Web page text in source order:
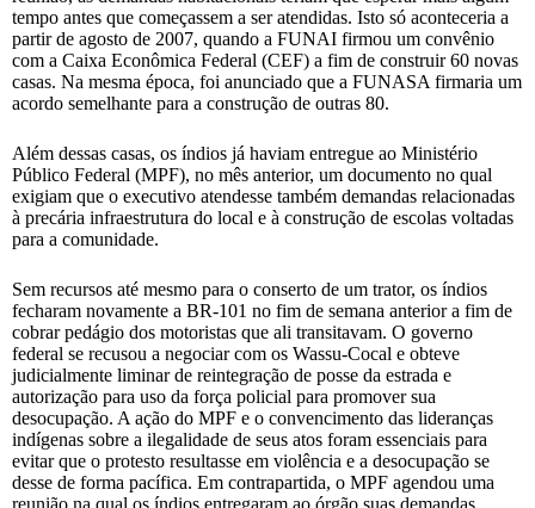
tempo antes que começassem a ser atendidas. Isto só aconteceria a
partir de agosto de 2007, quando a FUNAI firmou um convênio
com a Caixa Econômica Federal (CEF) a fim de construir 60 novas
casas. Na mesma época, foi anunciado que a FUNASA firmaria um
acordo semelhante para a construção de outras 80.
Além dessas casas, os índios já haviam entregue ao Ministério
Público Federal (MPF), no mês anterior, um documento no qual
exigiam que o executivo atendesse também demandas relacionadas
à precária infraestrutura do local e à construção de escolas voltadas
para a comunidade.
Sem recursos até mesmo para o conserto de um trator, os índios
fecharam novamente a BR-101 no fim de semana anterior a fim de
cobrar pedágio dos motoristas que ali transitavam. O governo
federal se recusou a negociar com os Wassu-Cocal e obteve
judicialmente liminar de reintegração de posse da estrada e
autorização para uso da força policial para promover sua
desocupação. A ação do MPF e o convencimento das lideranças
indígenas sobre a ilegalidade de seus atos foram essenciais para
evitar que o protesto resultasse em violência e a desocupação se
desse de forma pacífica. Em contrapartida, o MPF agendou uma
reunião na qual os índios entregaram ao órgão suas demandas.